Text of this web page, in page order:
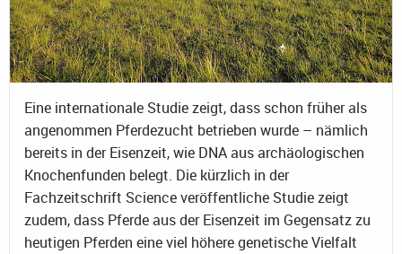
Eine internationale Studie zeigt, dass schon früher als
angenommen Pferdezucht betrieben wurde – nämlich
bereits in der Eisenzeit, wie DNA aus archäologischen
Knochenfunden belegt. Die kürzlich in der
Fachzeitschrift Science veröffentliche Studie zeigt
zudem, dass Pferde aus der Eisenzeit im Gegensatz zu
heutigen Pferden eine viel höhere genetische Vielfalt